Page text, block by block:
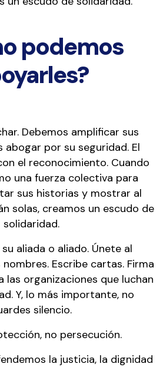
podemos
Debemos amplificar sus
abogar por su seguridad. El
el reconocimiento. Cuando
una fuerza colectiva para
sus historias y mostrar al
solas, creamos un escudo de
solidaridad.
aliada o aliado. Únete al
Escribe cartas. Firma
las organizaciones que luchan
Y, lo más importante, no
silencio.
no persecución.
la justicia, la dignidad